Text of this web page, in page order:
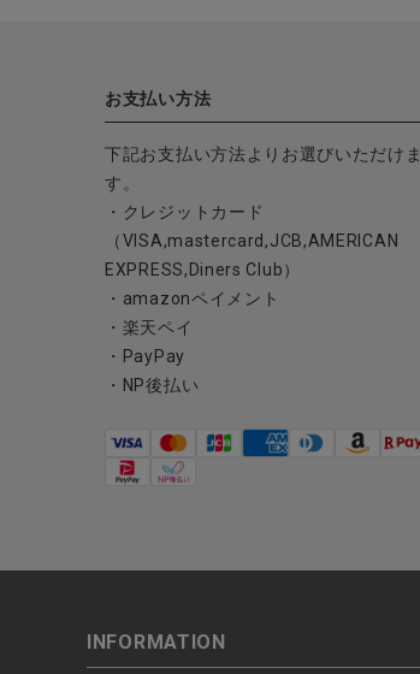
お支払い方法
下記お支払い方法よりお選びいただけま
す。
・クレジットカード
（VISA,mastercard,JCB,AMERICAN
EXPRESS,Diners Club）
・amazonペイメント
・楽天ペイ
・PayPay
・NP後払い
INFORMATION